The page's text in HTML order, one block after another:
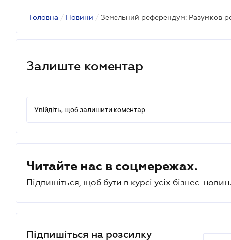
Головна / Новини /
Залиште коментар
Увійдіть, щоб залишити коментар
Читайте нас в соцмережах.
Підпишіться, щоб бути в курсі усіх бізнес-новин.
Підпишіться на розсилку